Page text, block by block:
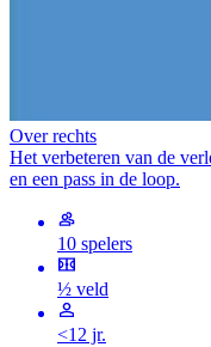
Over rechts
Het verbeteren van de
en een pass in de loop.
10 spelers
½ veld
<12 jr.